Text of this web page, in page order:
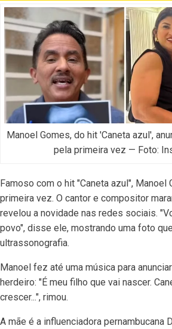
Manoel Gomes, do hit 'Caneta azul',
pela primeira vez — Foto:
Famoso com o hit "Caneta azul",
primeira vez. O cantor e compositor
revelou a novidade nas redes sociais.
povo", disse ele, mostrando uma foto
ultrassonografia.
Manoel fez até uma música para
herdeiro: "É meu filho que vai nascer.
crescer...", rimou.
A mãe é a influenciadora pernambucana